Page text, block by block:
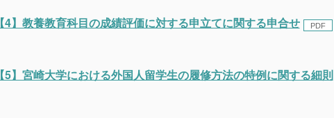
【4】教養教育科目の成績評価に対する申立てに関する申合せ
【5】宮崎大学における外国人留学生の履修方法の特例に関する細則